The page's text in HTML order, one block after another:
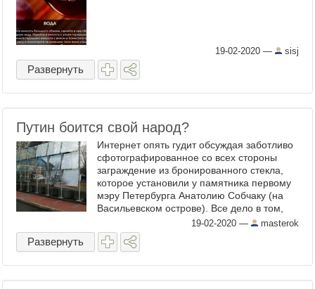
19-02-2020 — sisj
Развернуть
Путин боится свой народ?
Интернет опять гудит обсуждая заботливо
сфотографированное со всех стороны
заграждение из бронированного стекла,
которое установили у памятника первому
мэру Петербурга Анатолию Собчаку (на
Васильевском острове). Все дело в том,
что сегодня там прошло памятное
мероприятие, которое ...
19-02-2020 — masterok
Развернуть